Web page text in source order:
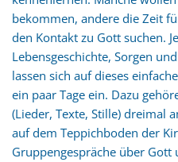
bekommen, andere die Zeit
den Kontakt zu Gott suchen.
Lebensgeschichte, Sorgen
lassen sich auf dieses
ein paar Tage ein. Dazu
(Lieder, Texte, Stille) dreimal
auf dem Teppichboden der
Gruppengespräche über Gott